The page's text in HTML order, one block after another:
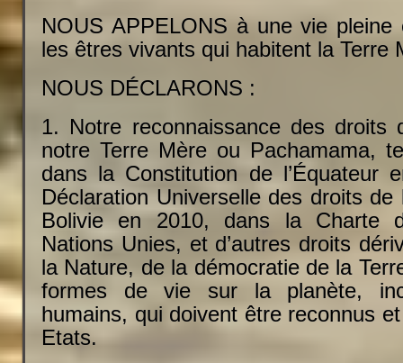
NOUS APPELONS à une vie
les êtres vivants qui habitent la Terre
NOUS DÉCLARONS :
1. Notre reconnaissance des droits
notre Terre Mère ou Pachamama,
dans la Constitution de l’Équateur
Déclaration Universelle des droits de
Bolivie en 2010, dans la Charte
Nations Unies, et d’autres droits
la Nature, de la démocratie de la
formes de vie sur la planète,
humains, qui doivent être reconnus
Etats.